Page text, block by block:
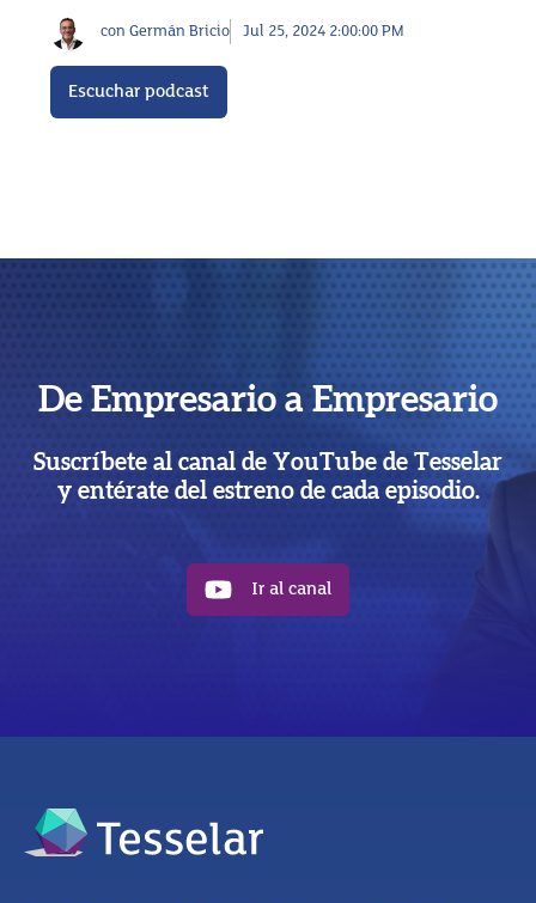
con Germán Bricio Jul 25, 2024 2:00:00 PM
Escuchar podcast
De Empresario a Empresario
Suscríbete al canal de YouTube de Tesselar
y entérate del estreno de cada episodio.
Ir al canal